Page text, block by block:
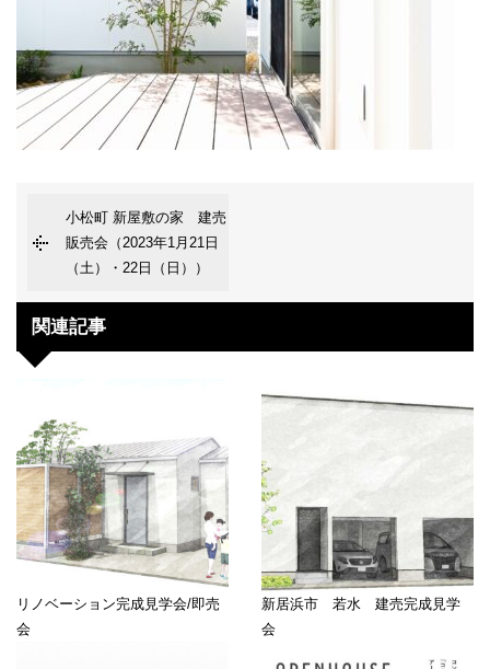
小松町 新屋敷の家 建売
販売会（2023年1月21日
（土）・22日（日））
関連記事
リノベーション完成見学会/即売
会
新居浜市 若水 建売完成見学
会